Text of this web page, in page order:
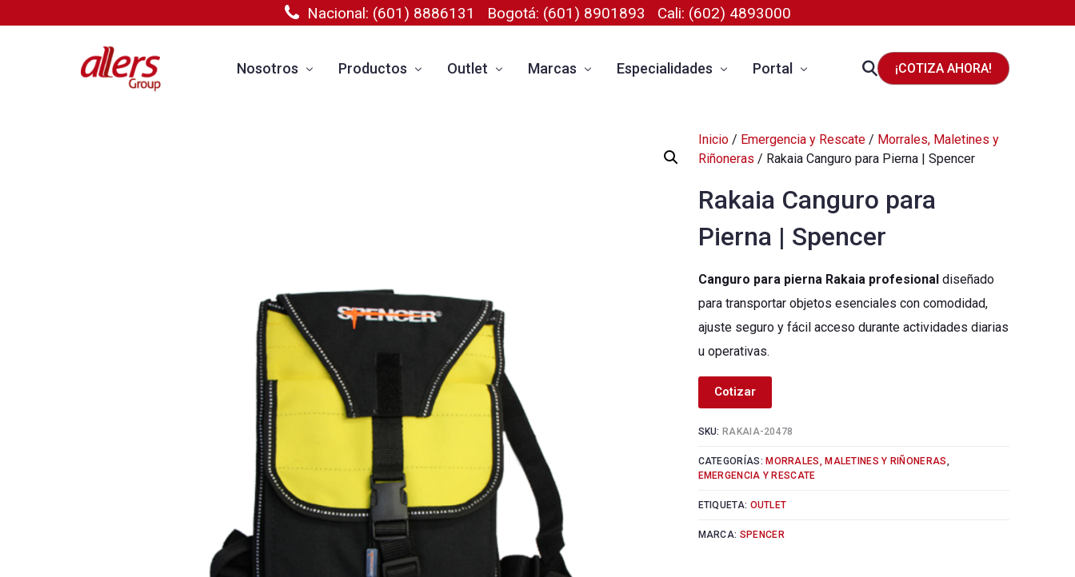
Nacional: (601) 8886131 Bogotá: (601) 8901893 Cali: (602) 4893000
Nosotros Productos Outlet Marcas Especialidades
Pediatría
Análisis de Composición Corporal
Portal
Paga tu factura
Portal de Proveedores
¡COTIZA AHORA!
Inicio/ Emergencia y Rescate/ Morrales, Maletines y
Riñoneras / Rakaia Canguro para Pierna | Spencer
Rakaia Canguro para
Pierna | Spencer
Canguro para pierna Rakaia profesionaldiseñado
para transportar objetos esenciales con comodidad,
ajuste seguro y fácil acceso durante actividades diarias
u operativas.
Cotizar
SKU: RAKAIA-20478
CATEGORÍAS: MORRALES, MALETINES Y RIÑONERAS,
EMERGENCIA Y RESCATE
ETIQUETA: OUTLET
MARCA: SPENCER